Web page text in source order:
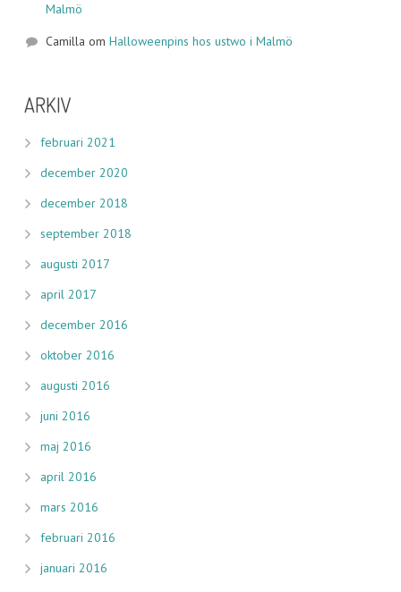
Malmö
Camilla om Halloweenpins hos ustwo i Malmö
ARKIV
februari 2021
december 2020
december 2018
september 2018
augusti 2017
april 2017
december 2016
oktober 2016
augusti 2016
juni 2016
maj 2016
april 2016
mars 2016
februari 2016
januari 2016